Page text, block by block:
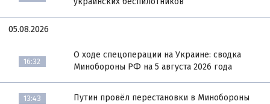
05.08.2026
16:32
О ходе спецоперации на Украине: сводка
Минобороны РФ на 5 августа 2026 года
13:43 Путин провёл перестановки в Минобороны